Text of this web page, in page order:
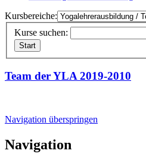
Kursbereiche:
Kurse suchen:
Team der YLA 2019-2010
Navigation überspringen
Navigation